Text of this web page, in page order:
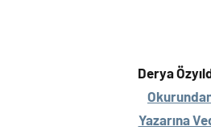
Derya
Yazarına